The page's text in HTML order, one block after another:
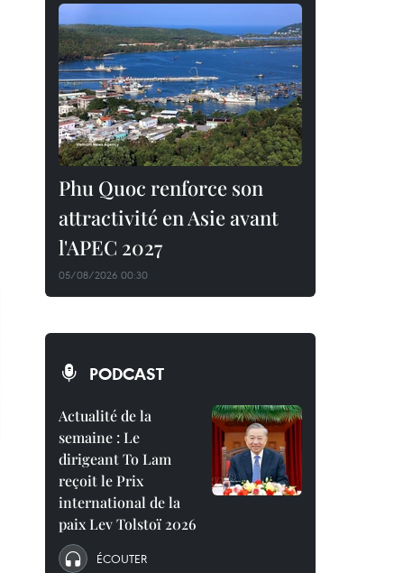
Phu Quoc renforce son
attractivité en Asie avant
l'APEC 2027
05/08/2026 00:30
PODCAST
Actualité de la
semaine : Le
dirigeant To Lam
reçoit le Prix
international de la
paix Lev Tolstoï 2026
ÉCOUTER